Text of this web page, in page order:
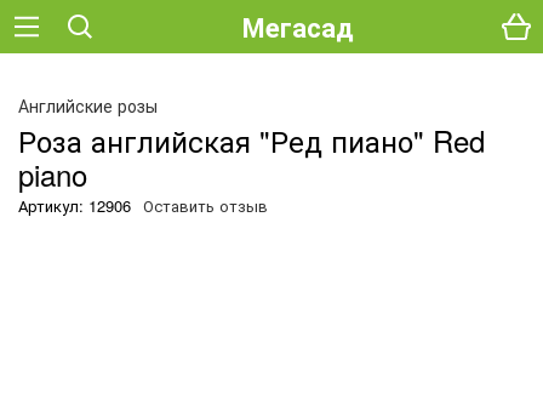
Мегасад
Английские розы
Роза английская "Ред пиано" Red
piano
Артикул: 12906 Оставить отзыв